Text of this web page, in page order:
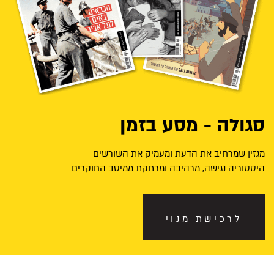
סגולה - מסע בזמן
מגזין שמרחיב את הדעת ומעמיק את השורשים
היסטוריה נגישה, מרהיבה ומרתקת ממיטב החוקרים
לרכישת מנוי